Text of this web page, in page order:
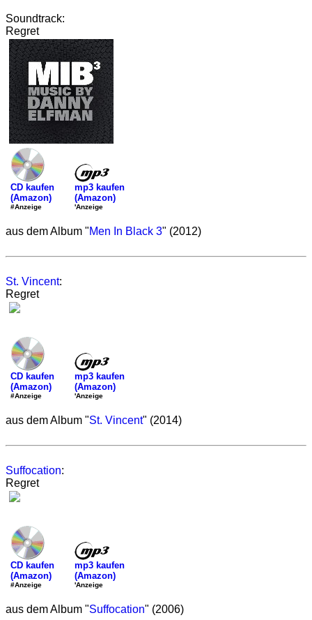
Soundtrack:
Regret
CD kaufen
(Amazon)
#Anzeige
mp3 kaufen
(Amazon)
'Anzeige
aus dem Album "Men In Black 3" (2012)
St. Vincent:
Regret
CD kaufen
(Amazon)
#Anzeige
mp3 kaufen
(Amazon)
'Anzeige
aus dem Album "St. Vincent" (2014)
Suffocation:
Regret
CD kaufen
(Amazon)
#Anzeige
mp3 kaufen
(Amazon)
'Anzeige
aus dem Album "Suffocation" (2006)